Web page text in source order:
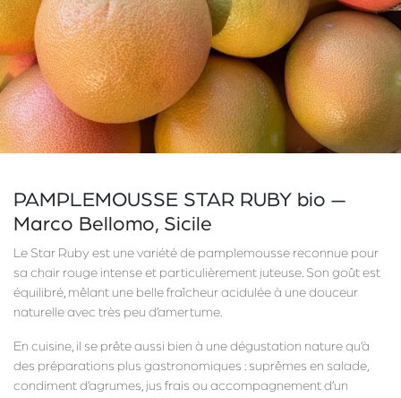
PAMPLEMOUSSE STAR RUBY bio —
Marco Bellomo, Sicile
Le Star Ruby est une variété de pamplemousse reconnue pour
sa chair rouge intense et particulièrement juteuse. Son goût est
équilibré, mêlant une belle fraîcheur acidulée à une douceur
naturelle avec très peu d’amertume.
En cuisine, il se prête aussi bien à une dégustation nature qu’à
des préparations plus gastronomiques : suprêmes en salade,
condiment d’agrumes, jus frais ou accompagnement d’un